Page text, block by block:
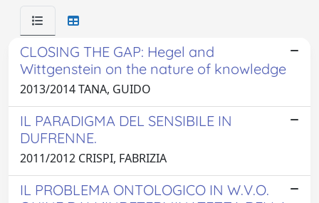
CLOSING THE GAP: Hegel and
Wittgenstein on the nature of knowledge
2013/2014 TANA, GUIDO
IL PARADIGMA DEL SENSIBILE IN
DUFRENNE.
2011/2012 CRISPI, FABRIZIA
IL PROBLEMA ONTOLOGICO IN W.V.O.